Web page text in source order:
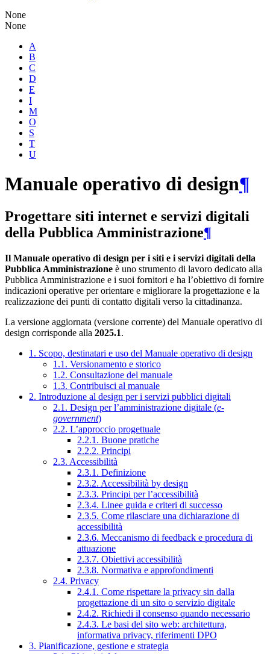
None
None
A
B
C
D
E
I
M
O
S
T
U
Manuale operativo di design¶
Progettare siti internet e servizi digitali
della Pubblica Amministrazione¶
Il Manuale operativo di design per i siti e i servizi digitali della
Pubblica Amministrazione è uno strumento di lavoro dedicato alla
Pubblica Amministrazione e i suoi fornitori e ha l’obiettivo di fornire
indicazioni operative per orientare e migliorare la progettazione e la
realizzazione dei punti di contatto digitali verso la cittadinanza.
La versione aggiornata (versione corrente) del Manuale operativo di
design corrisponde alla 2025.1.
1. Scopo, destinatari e uso del Manuale operativo di design
1.1. Versionamento e storico
1.2. Consultazione del manuale
1.3. Contribuisci al manuale
2. Introduzione al design per i servizi pubblici digitali
2.1. Design per l’amministrazione digitale (e-
government)
2.2. L’approccio progettuale
2.2.1. Buone pratiche
2.2.2. Principi
2.3. Accessibilità
2.3.1. Definizione
2.3.2. Accessibilità by design
2.3.3. Principi per l’accessibilità
2.3.4. Linee guida e criteri di successo
2.3.5. Come rilasciare una dichiarazione di
accessibilità
2.3.6. Meccanismo di feedback e procedura di
attuazione
2.3.7. Obiettivi accessibilità
2.3.8. Normativa e approfondimenti
2.4. Privacy
2.4.1. Come rispettare la privacy sin dalla
progettazione di un sito o servizio digitale
2.4.2. Richiedi il consenso quando necessario
2.4.3. Le basi del sito web: architettura,
informativa privacy, riferimenti DPO
3. Pianificazione, gestione e strategia